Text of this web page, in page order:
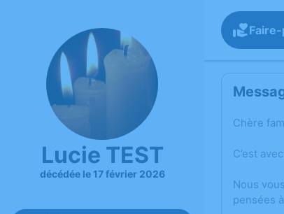
Lucie TEST
décédée le 17 février 2026
Chère
C’est
Nous
pensées